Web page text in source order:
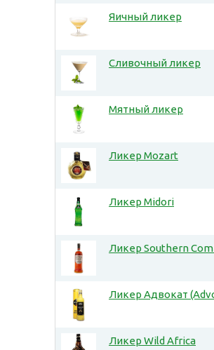
Яичный ликер
Сливочный ликер
Мятный ликер
Ликер Mozart
Ликер Midori
Ликер Southern
Ликер Адвокат
Ликер Wild Africa